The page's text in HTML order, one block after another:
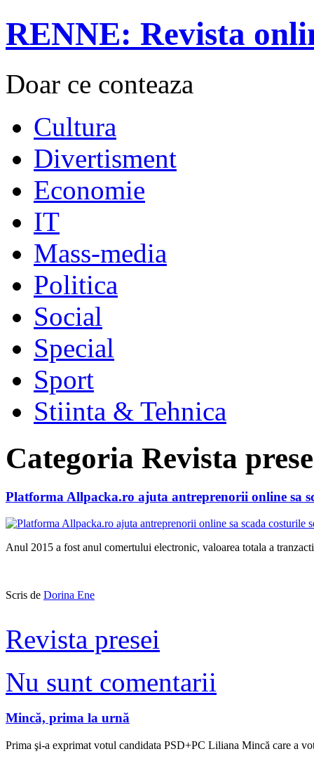
RENNE: Revista
Doar ce conteaza
Cultura
Divertisment
Economie
IT
Mass-media
Politica
Social
Special
Sport
Stiinta & Tehnica
Categoria Revista
Platforma Allpacka.ro ajuta antreprenorii online sa
Anul 2015 a fost anul comertului electronic, valoarea totala a
Scris de Dorina Ene
Revista presei
Nu sunt comentarii
Mincă, prima la urnă
Prima şi-a exprimat votul candidata PSD+PC Liliana Mincă care a